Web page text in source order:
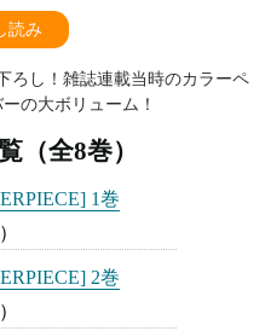
読み
ろし！雑誌連載当時のカラーペ
の大ボリューム！
（全8巻）
1巻
2巻